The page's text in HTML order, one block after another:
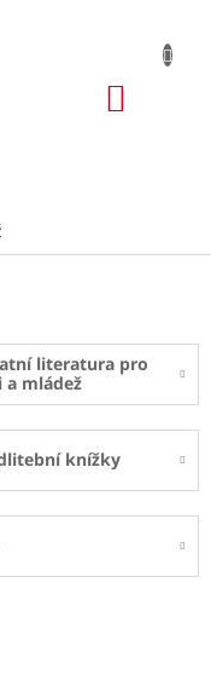
literatura pro
a mládež
knížky